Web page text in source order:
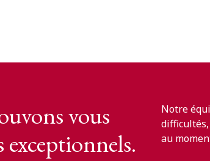
vous
exceptionnels.
Notre
au